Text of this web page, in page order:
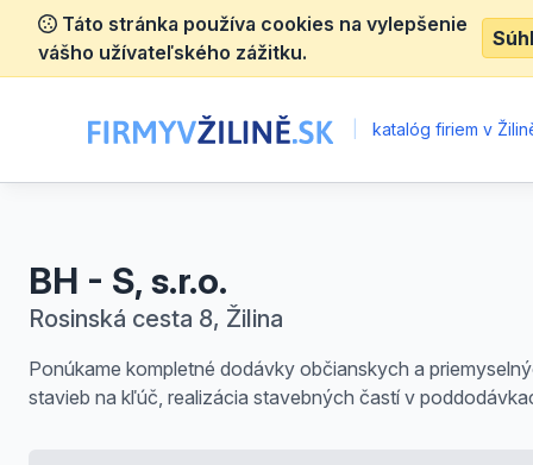
Táto stránka používa cookies na vylepšenie
vášho užívateľského zážitku.
katalóg firiem v
BH - S, s.r.o.
Rosinská cesta 8, Žilina
Ponúkame kompletné dodávky občianskych a
stavieb na kľúč, realizácia stavebných častí v